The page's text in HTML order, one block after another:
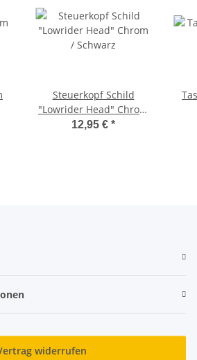
Steuerkopf Schild
"Lowrider Head" Chrom
/ Schwarz
12,95 € *
widerrufen